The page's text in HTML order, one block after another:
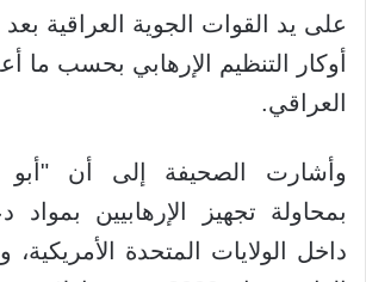
على يد القوات الجوية العراقية
أوكار التنظيم الإرهابي بحسب ما
العراقي.
وأشارت الصحيفة إلى أن
بمحاولة تجهيز الإرهابيين بمواد
داخل الولايات المتحدة الأمريكية،